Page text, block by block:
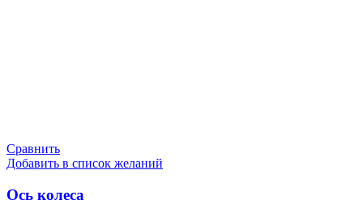
Сравнить
Добавить в список желаний
Ось колеса